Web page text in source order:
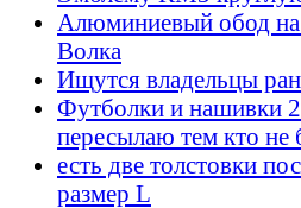
Алюминиевый обод на
Волка
Ищутся владельцы
Футболки и нашивки
пересылаю тем кто не
есть две толстовки
размер L